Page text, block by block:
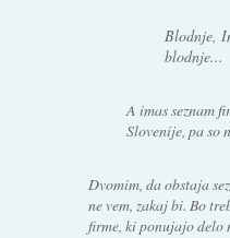
Blodnje,
blodnje...
A imas seznam
Slovenije, pa so
Dvomim, da obstaja
ne vem, zakaj bi. Bo
firme, ki ponujajo delo